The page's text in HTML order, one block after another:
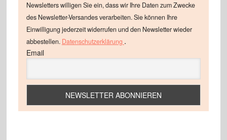
Newsletters willigen Sie ein, dass wir Ihre Daten zum Zwecke
des Newsletter-Versandes verarbeiten. Sie können Ihre
Einwilligung jederzeit widerrufen und den Newsletter wieder
abbestellen. Datenschutzerklärung .
Email